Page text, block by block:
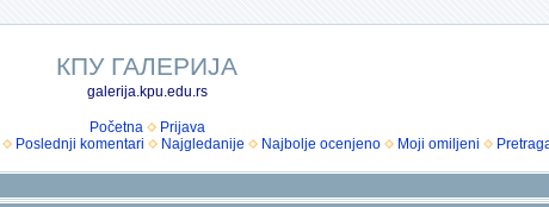
КПУ ГАЛЕРИЈА
galerija.kpu.edu.rs
Početna
Prijava
Poslednji komentari Najgledanije Najbolje ocenjeno Moji omiljeni